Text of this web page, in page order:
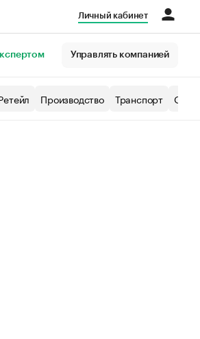
Личный кабинет
Управлять компанией
Производство Транспорт